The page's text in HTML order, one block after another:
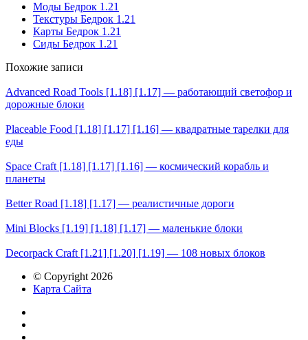
Моды Бедрок 1.21
Текстуры Бедрок 1.21
Карты Бедрок 1.21
Сиды Бедрок 1.21
Похожие записи
Advanced Road Tools [1.18] [1.17] — работающий светофор и
дорожные блоки
Placeable Food [1.18] [1.17] [1.16] — квадратные тарелки для
еды
Space Craft [1.18] [1.17] [1.16] — космический корабль и
планеты
Better Road [1.18] [1.17] — реалистичные дороги
Mini Blocks [1.19] [1.18] [1.17] — маленькие блоки
Decorpack Craft [1.21] [1.20] [1.19] — 108 новых блоков
© Copyright 2026
Карта Сайта